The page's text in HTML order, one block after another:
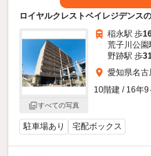
ロイヤルクレストベイレジデンス
すべての写真
稲永駅 歩
荒子川公園
野跡駅 歩31
愛知県名古
10階建 / 16年9
駐車場あり 宅配ボックス